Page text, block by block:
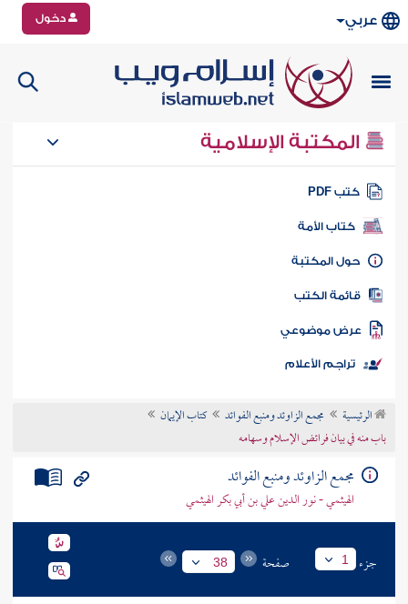
عربي دخول
المكتبة الإسلامية
كتب PDF
كتاب الأمة
المكتبة
الكتب
موضوعي
تراجم الأعلام
الرئيسية مجمع الزاوئد ومنبع الفوائد
كتاب الإيمان
باب منه في بيان فرائض الإسلام وسهامه
مجمع الزاوئد ومنبع الفوائد
الهيثمي - نور الدين علي بن أبي بكر الهيثمي
جزء 1 صفحة 38